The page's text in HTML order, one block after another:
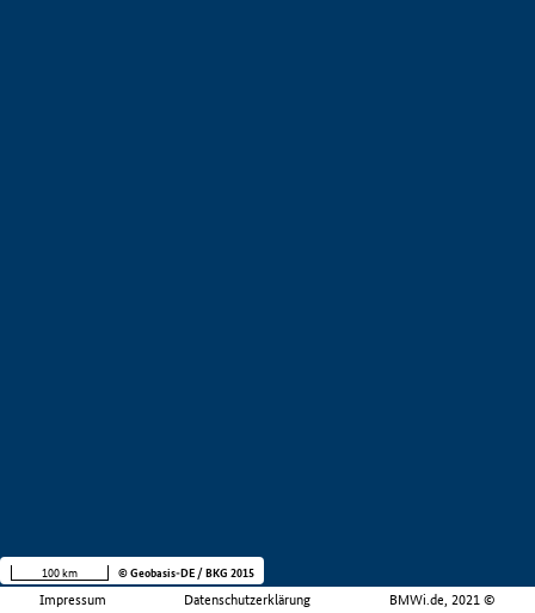
Impressum Datenschutzerklärung BMWi.de, 2021 ©
100 km © Geobasis-DE / BKG 2015